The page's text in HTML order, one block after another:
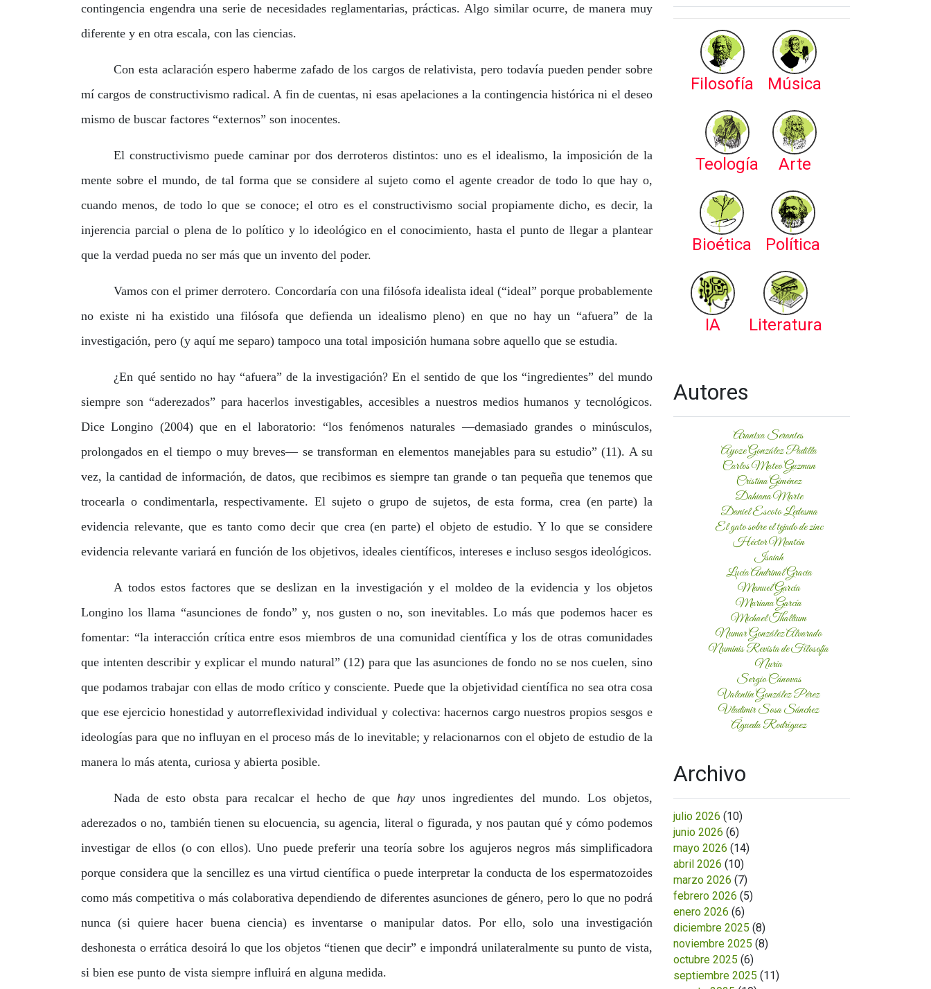
contingencia engendra una serie de necesidades reglamentarias, prácticas. Algo similar ocurre, de manera muy
diferente y en otra escala, con las ciencias.
Con esta aclaración espero haberme zafado de los cargos de relativista, pero todavía pueden pender sobre
mí cargos de constructivismo radical. A fin de cuentas, ni esas apelaciones a la contingencia histórica ni el deseo
mismo de buscar factores “externos” son inocentes.
El constructivismo puede caminar por dos derroteros distintos: uno es el idealismo, la imposición de la
mente sobre el mundo, de tal forma que se considere al sujeto como el agente creador de todo lo que hay o,
cuando menos, de todo lo que se conoce; el otro es el constructivismo social propiamente dicho, es decir, la
injerencia parcial o plena de lo político y lo ideológico en el conocimiento, hasta el punto de llegar a plantear
que la verdad pueda no ser más que un invento del poder.
Vamos con el primer derrotero. Concordaría con una filósofa idealista ideal (“ideal” porque probablemente
no existe ni ha existido una filósofa que defienda un idealismo pleno) en que no hay un “afuera” de la
investigación, pero (y aquí me separo) tampoco una total imposición humana sobre aquello que se estudia.
¿En qué sentido no hay “afuera” de la investigación? En el sentido de que los “ingredientes” del mundo
siempre son “aderezados” para hacerlos investigables, accesibles a nuestros medios humanos y tecnológicos.
Dice Longino (2004) que en el laboratorio: “los fenómenos naturales —demasiado grandes o minúsculos,
prolongados en el tiempo o muy breves— se transforman en elementos manejables para su estudio” (11). A su
vez, la cantidad de información, de datos, que recibimos es siempre tan grande o tan pequeña que tenemos que
trocearla o condimentarla, respectivamente. El sujeto o grupo de sujetos, de esta forma, crea (en parte) la
evidencia relevante, que es tanto como decir que crea (en parte) el objeto de estudio. Y lo que se considere
evidencia relevante variará en función de los objetivos, ideales científicos, intereses e incluso sesgos ideológicos.
A todos estos factores que se deslizan en la investigación y el moldeo de la evidencia y los objetos
Longino los llama “asunciones de fondo” y, nos gusten o no, son inevitables. Lo más que podemos hacer es
fomentar: “la interacción crítica entre esos miembros de una comunidad científica y los de otras comunidades
que intenten describir y explicar el mundo natural” (12) para que las asunciones de fondo no se nos cuelen, sino
que podamos trabajar con ellas de modo crítico y consciente. Puede que la objetividad científica no sea otra cosa
que ese ejercicio honestidad y autorreflexividad individual y colectiva: hacernos cargo nuestros propios sesgos e
ideologías para que no influyan en el proceso más de lo inevitable; y relacionarnos con el objeto de estudio de la
manera lo más atenta, curiosa y abierta posible.
Nada de esto obsta para recalcar el hecho de quehay unos ingredientes del mundo. Los objetos,
aderezados o no, también tienen su elocuencia, su agencia, literal o figurada, y nos pautan qué y cómo podemos
investigar de ellos (o con ellos). Uno puede preferir una teoría sobre los agujeros negros más simplificadora
porque considera que la sencillez es una virtud científica o puede interpretar la conducta de los espermatozoides
como más competitiva o más colaborativa dependiendo de diferentes asunciones de género, pero lo que no podrá
nunca (si quiere hacer buena ciencia) es inventarse o manipular datos. Por ello, solo una investigación
deshonesta o errática desoirá lo que los objetos “tienen que decir” e impondrá unilateralmente su punto de vista,
si bien ese punto de vista siempre influirá en alguna medida.
Filosofía Música
Teología Arte
Bioética Política
IA Literatura
Autores
Arantxa Serantes
Ayoze González Padilla
Carlos Mateo Guzman
Cristina Giménez
Dahiana Marte
Daniel Escoto Ledesma
El gato sobre el tejado de zinc
Héctor Montón
Isaiah
Lucía Andrinal Gracia
Manuel García
Mariana García
Michael Thallium
Numar González Alvarado
Numinis Revista de Filosofía
Nuria
Sergio Cánovas
Valentín González Pérez
Vladimir Sosa Sánchez
Águeda Rodríguez
Archivo
julio 2026 (10)
junio 2026 (6)
mayo 2026 (14)
abril 2026 (10)
marzo 2026 (7)
febrero 2026 (5)
enero 2026 (6)
diciembre 2025 (8)
noviembre 2025 (8)
octubre 2025 (6)
septiembre 2025 (11)